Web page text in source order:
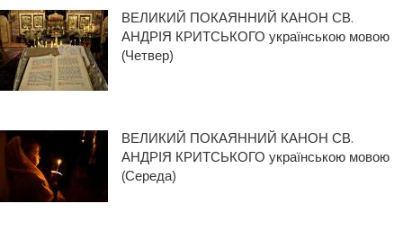
ВЕЛИКИЙ ПОКАЯННИЙ КАНОН СВ.
АНДРІЯ КРИТСЬКОГО українською мовою
(Четвер)
ВЕЛИКИЙ ПОКАЯННИЙ КАНОН СВ.
АНДРІЯ КРИТСЬКОГО українською мовою
(Середа)